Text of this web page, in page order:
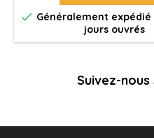
 Généralement expédié
jours ouvrés
Suivez-